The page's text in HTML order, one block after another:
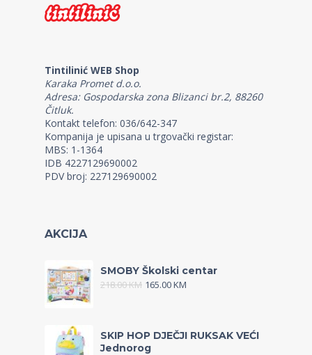
Tintilinić WEB Shop
Karaka Promet d.o.o.
Adresa: Gospodarska zona Blizanci br.2, 88260
Čitluk.
Kontakt telefon: 036/642-347
Kompanija je upisana u trgovački registar:
MBS: 1-1364
IDB 4227129690002
PDV broj: 227129690002
AKCIJA
SMOBY Školski centar
218.00KM 165.00KM
SKIP HOP DJEČJI RUKSAK VEĆI
Jednorog